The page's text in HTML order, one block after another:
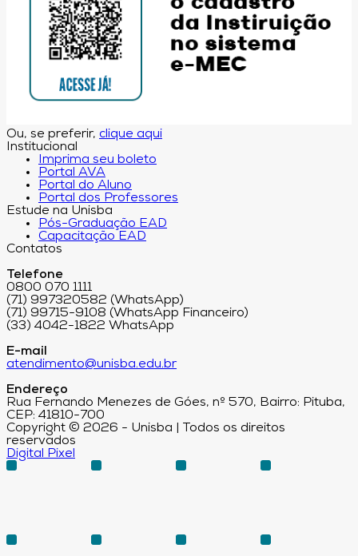
Ou, se preferir, clique aqui
Institucional
Imprima seu boleto
Portal AVA
Portal do Aluno
Portal dos Professores
Estude na Unisba
Pós-Graduação EAD
Capacitação EAD
Contatos
Telefone
0800 070 1111
(71) 997320582 (WhatsApp)
(71) 99715-9108 (WhatsApp Financeiro)
(33) 4042-1822 WhatsApp
E-mail
atendimento@unisba.edu.br
Endereço
Rua Fernando Menezes de Góes, nº 570, Bairro: Pituba,
CEP: 41810-700
Copyright © 2026 - Unisba | Todos os direitos
reservados
Digital Pixel